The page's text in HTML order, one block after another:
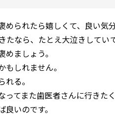
められたら嬉しくて、良い気
たなら、たとえ大泣きして
ましょう。
しれません。
る。
てまた歯医者さんに行きたく
いのです。